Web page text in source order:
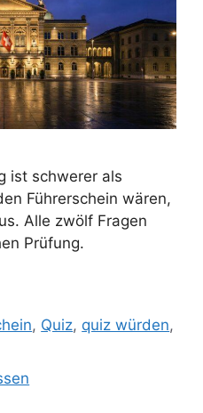
ist schwerer als
Führerschein wären,
Alle zwölf Fragen
Prüfung.
, Quiz, quiz würden,